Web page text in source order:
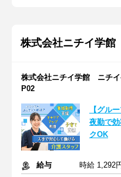
株式会社ニチイ学館
株式会社ニチイ学館 ニチイ
P02
【グル
夜勤で
クOK
給与
時給 1,292